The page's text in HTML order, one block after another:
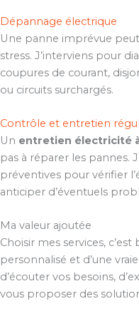
Dépannage électrique
Une panne imprévue
stress. J’interviens pour
coupures de courant,
ou circuits surchargés.
Contrôle et entretien
Un entretien électricité
pas à réparer les pannes.
préventives pour vérifier
anticiper d’éventuels
Ma valeur ajoutée
Choisir mes services,
personnalisé et d’une
d’écouter vos besoins,
vous proposer des